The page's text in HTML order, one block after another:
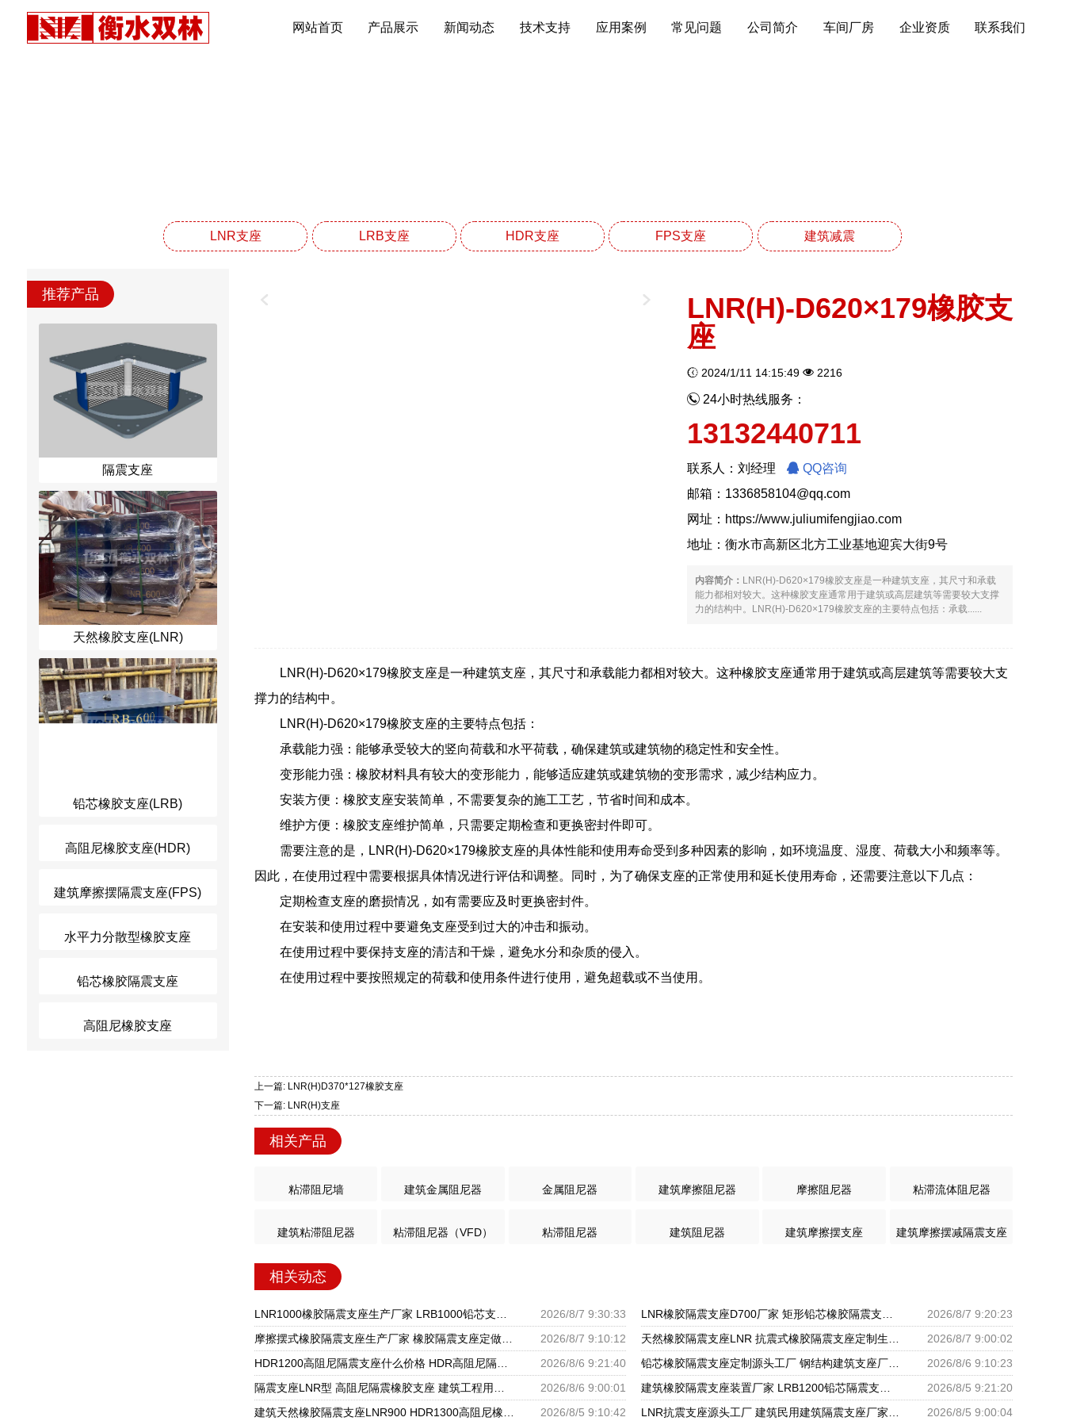
网站首页 产品展示 新闻动态 技术支持 应用案例 常见问题 公司简介 车间厂房 企业资质 联系我们
LNR支座 LRB支座 HDR支座 FPS支座 建筑减震
推荐产品
隔震支座
天然橡胶支座(LNR)
铅芯橡胶支座(LRB)
高阻尼橡胶支座(HDR)
建筑摩擦摆隔震支座(FPS)
水平力分散型橡胶支座
铅芯橡胶隔震支座
高阻尼橡胶支座
LNR(H)-D620×179橡胶支
座
2024/1/11 14:15:49 2216
24小时热线服务：
13132440711
联系人：刘经理
QQ咨询
邮箱：1336858104@qq.com
网址： https://www.juliumifengjiao.com
地址：衡水市高新区北方工业基地迎宾大街9号
内容简介： LNR(H)-D620×179橡胶支座是一种建筑支座，其尺寸和承载
能力都相对较大。这种橡胶支座通常用于建筑或高层建筑等需要较大支撑
力的结构中。LNR(H)-D620×179橡胶支座的主要特点包括：承载......
LNR(H)-D620×179橡胶支座是一种建筑支座，其尺寸和承载能力都相对较大。这种橡胶支座通常用于建筑或高层建筑等需要较大支
撑力的结构中。
LNR(H)-D620×179橡胶支座的主要特点包括：
承载能力强：能够承受较大的竖向荷载和水平荷载，确保建筑或建筑物的稳定性和安全性。
变形能力强：橡胶材料具有较大的变形能力，能够适应建筑或建筑物的变形需求，减少结构应力。
安装方便：橡胶支座安装简单，不需要复杂的施工工艺，节省时间和成本。
维护方便：橡胶支座维护简单，只需要定期检查和更换密封件即可。
需要注意的是，LNR(H)-D620×179橡胶支座的具体性能和使用寿命受到多种因素的影响，如环境温度、湿度、荷载大小和频率等。
因此，在使用过程中需要根据具体情况进行评估和调整。同时，为了确保支座的正常使用和延长使用寿命，还需要注意以下几点：
定期检查支座的磨损情况，如有需要应及时更换密封件。
在安装和使用过程中要避免支座受到过大的冲击和振动。
在使用过程中要保持支座的清洁和干燥，避免水分和杂质的侵入。
在使用过程中要按照规定的荷载和使用条件进行使用，避免超载或不当使用。
上一篇: LNR(H)D370*127橡胶支座
下一篇: LNR(H)支座
相关产品
粘滞阻尼墙 建筑金属阻尼器 金属阻尼器 建筑摩擦阻尼器 摩擦阻尼器 粘滞流体阻尼器
建筑粘滞阻尼器 粘滞阻尼器（VFD） 粘滞阻尼器 建筑阻尼器 建筑摩擦摆支座 建筑摩擦摆减隔震支座
相关动态
2026/8/7 9:30:33
2026/8/7 9:20:23
摩擦摆式橡胶隔震支座生产厂家 橡胶隔震支座定做源头工厂 LNR水平分散力隔震支座生产厂家
2026/8/7 9:10:12
2026/8/7 9:00:02
HDR1200高阻尼隔震支座什么价格 HDR高阻尼隔震橡胶支座生产厂家 HDR减隔震支座源头工厂
2026/8/6 9:21:40
2026/8/6 9:10:23
2026/8/6 9:00:01
2026/8/5 9:21:20
2026/8/5 9:10:42 2026/8/5 9:00:04